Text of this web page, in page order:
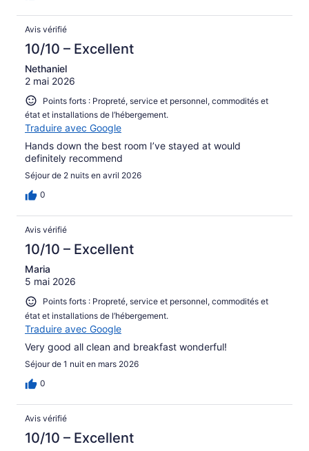
Avis vérifié
10/10 – Excellent
Nethaniel
2 mai 2026
Points forts : Propreté, service et personnel, commodités et
état et installations de l’hébergement.
Traduire avec Google
Hands down the best room I’ve stayed at would
definitely recommend
Séjour de 2 nuits en avril 2026
0
Avis vérifié
10/10 – Excellent
Maria
5 mai 2026
Points forts : Propreté, service et personnel, commodités et
état et installations de l’hébergement.
Traduire avec Google
Very good all clean and breakfast wonderful!
Séjour de 1 nuit en mars 2026
0
Avis vérifié
10/10 – Excellent